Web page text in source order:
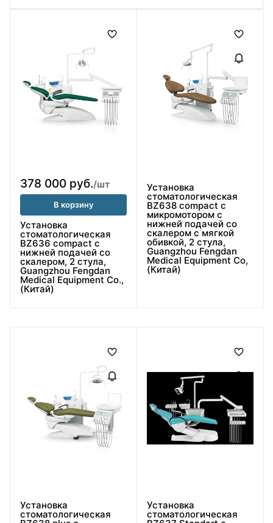
378 000 руб./шт
В корзину
Установка
стоматологическая
BZ636 compact с
нижней подачей со
скалером, 2 стула,
Guangzhou Fengdan
Medical Equipment Co.,
(Китай)
Установка
стоматологическая
BZ638 compact с
микромотором с
нижней подачей со
скалером с мягкой
обивкой, 2 стула,
Guangzhou Fengdan
Medical Equipment Co,
(Китай)
Установка
стоматологическая
Установка
стоматологическая